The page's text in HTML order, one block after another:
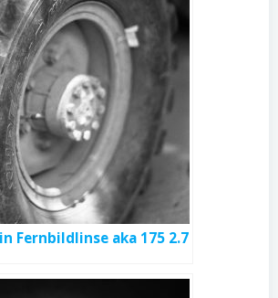
Fernbildlinse aka 175 2.7